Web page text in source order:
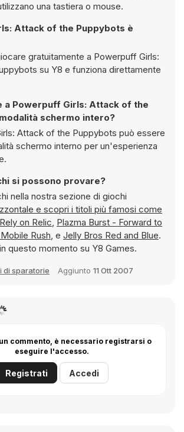
una tastiera o mouse.
Attack of the Puppybots è
gratuitamente a Powerpuff Girls:
direttamente
a Powerpuff Girls: Attack of the
in modalità schermo intero?
of the Puppybots può essere
schermo interno per un'esperienza
si possono provare?
nella nostra sezione di giochi
Scorrimento orizzontale e scopri i titoli più famosi come
on Relic, Plazma Burst - Forward to
Rush, e Jelly Bros Red and Blue.
questo momento su Y8 Games.
di sparatorie Aggiunto 11 Ott 2007
commento, è necessario registrarsi o
eseguire l'accesso.
Registrati Accedi